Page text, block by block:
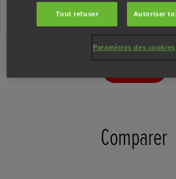
Matte Ballistic Black Metallic
Comparer
Tout refuser Autoriser
Paramètres des cookies